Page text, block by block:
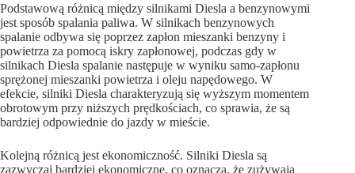
Podstawową różnicą między silnikami Diesla a benzynowymi
jest sposób spalania paliwa. W silnikach benzynowych
spalanie odbywa się poprzez zapłon mieszanki benzyny i
powietrza za pomocą iskry zapłonowej, podczas gdy w
silnikach Diesla spalanie następuje w wyniku samo-zapłonu
sprężonej mieszanki powietrza i oleju napędowego. W
efekcie, silniki Diesla charakteryzują się wyższym momentem
obrotowym przy niższych prędkościach, co sprawia, że są
bardziej odpowiednie do jazdy w mieście.
Kolejną różnicą jest ekonomiczność. Silniki Diesla są
zazwyczaj bardziej ekonomiczne, co oznacza, że zużywają